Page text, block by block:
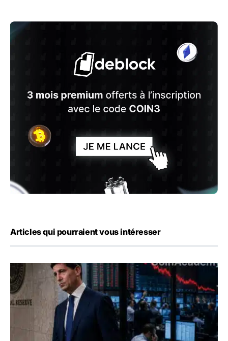
Articles qui pourraient vous intéresser
Kevin Warsh maintient sa communication minimaliste